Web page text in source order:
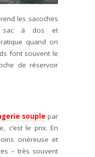
les sacoches
sac à dos et
quand on
font souvent le
de réservoir
souple par
c’est le prix. En
onéreuse et
– très souvent